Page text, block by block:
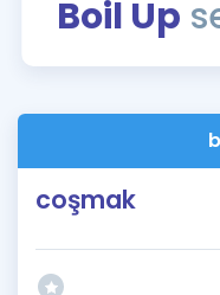
Rehberlik Aracı
Blog
İngilizce Gramer
Boil Up
coşmak